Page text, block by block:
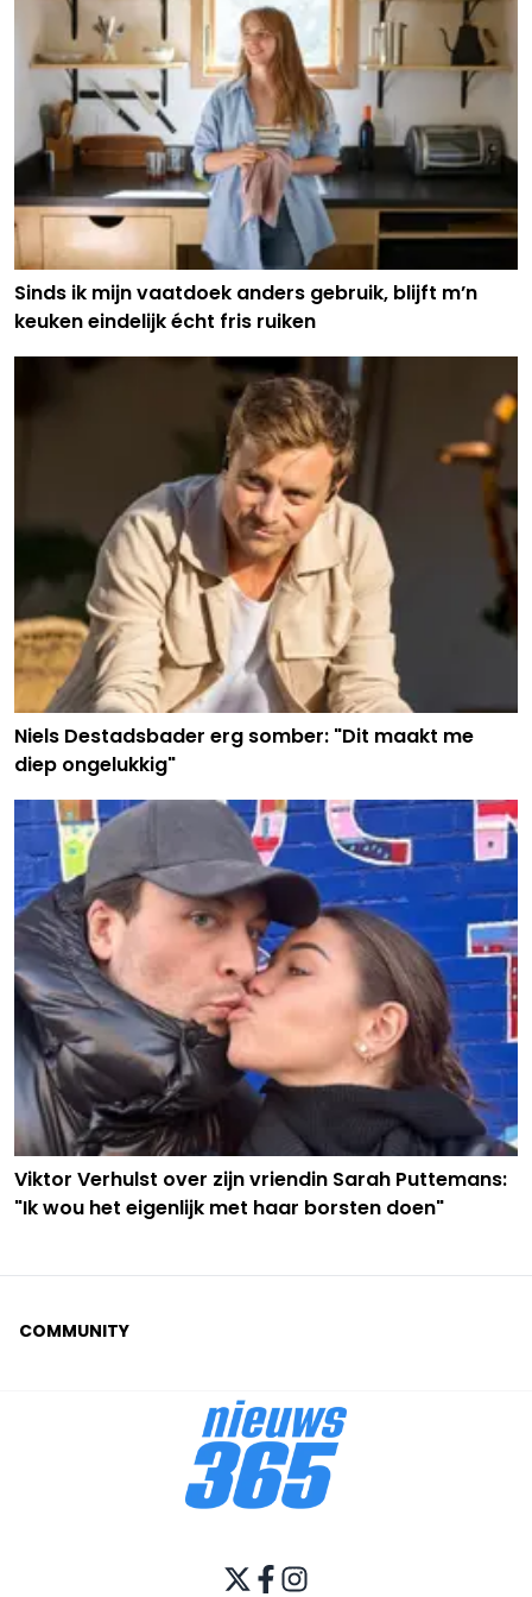
Sinds ik mijn vaatdoek anders gebruik, blijft m’n
keuken eindelijk écht fris ruiken
Niels Destadsbader erg somber: "Dit maakt me
diep ongelukkig"
Viktor Verhulst over zijn vriendin Sarah Puttemans:
"Ik wou het eigenlijk met haar borsten doen"
COMMUNITY